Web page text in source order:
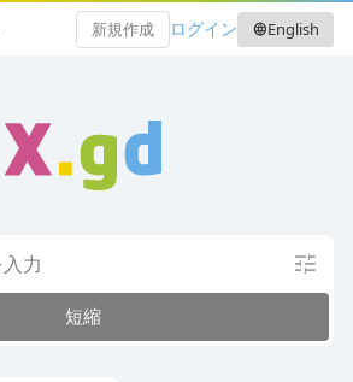
新規作成 ログイン languageEnglish
tune
短縮